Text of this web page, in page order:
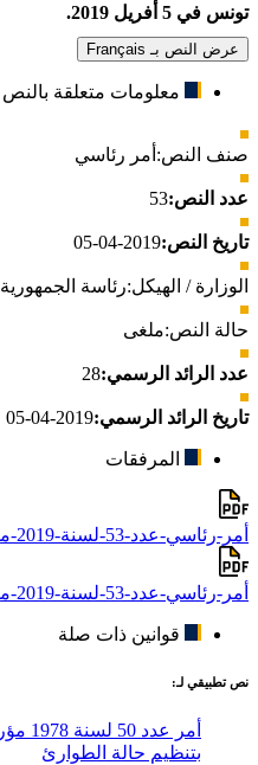
تونس في 5 أفريل 2019.
عرض النص بـ Français
معلومات متعلقة بالنص
صنف النص: أمر رئاسي
عدد النص:53
تاريخ النص:2019-04-05
الوزارة / الهيكل:رئاسة الجمهورية
حالة النص:ملغى
عدد الرائد الرسمي:28
تاريخ الرائد الرسمي:2019-04-05
المرفقات
أمر-رئاسي-عدد-53-لسنة-2019-مؤرخ-في-5-أفريل-2019.docx
أمر-رئاسي-عدد-53-لسنة-2019-مؤرخ-في-5-أفريل-2019.pdf
قوانين ذات صلة
نص تطبيقي لـ:
بتنظيم حالة الطوارئ